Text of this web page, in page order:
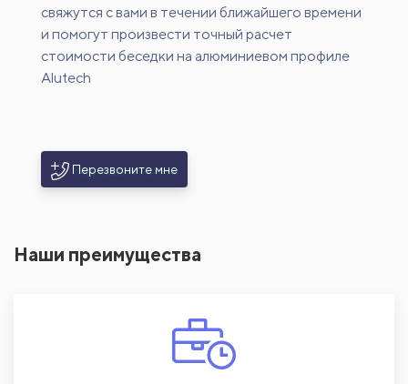
свяжутся с вами в течении ближайшего времени
и помогут произвести точный расчет
стоимости беседки на алюминиевом профиле
Alutech
Перезвоните мне
Наши преимущества